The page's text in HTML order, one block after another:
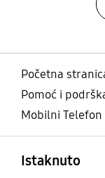
Početna
Pomoć i
Mobilni Telefon
Istaknuto